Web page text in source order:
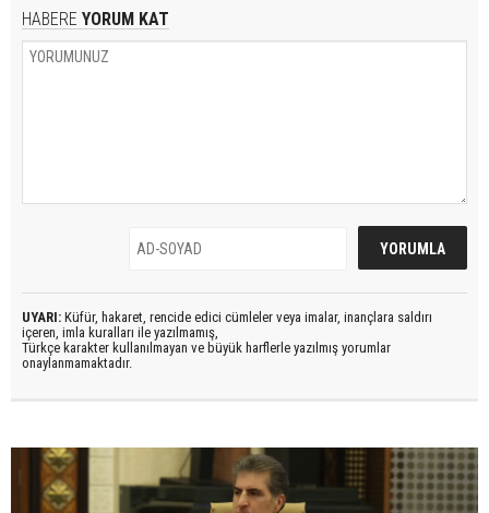
HABERE YORUM KAT
UYARI: Küfür, hakaret, rencide edici cümleler veya imalar, inançlara saldırı
içeren, imla kuralları ile yazılmamış,
Türkçe karakter kullanılmayan ve büyük harflerle yazılmış yorumlar
onaylanmamaktadır.